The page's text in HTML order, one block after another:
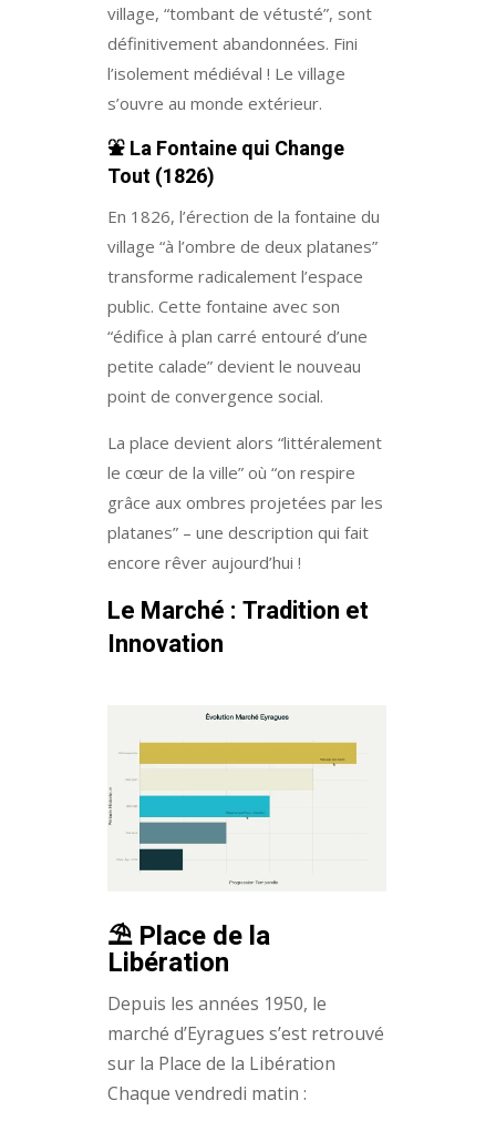
village, “tombant de vétusté”, sont
définitivement abandonnées. Fini
l’isolement médiéval ! Le village
s’ouvre au monde extérieur.
⛲La Fontaine qui Change
Tout (1826)
En 1826, l’érection de la fontaine du
village “à l’ombre de deux platanes”
transforme radicalement l’espace
public. Cette fontaine avec son
“édifice à plan carré entouré d’une
petite calade” devient le nouveau
point de convergence social.
La place devient alors “littéralement
le cœur de la ville” où “on respire
grâce aux ombres projetées par les
platanes” – une description qui fait
encore rêver aujourd’hui !
Le Marché : Tradition et
Innovation
⛱️ Place de la
Libération
Depuis les années 1950, le
marché d’Eyragues s’est retrouvé
sur la Place de la Libération
Chaque vendredi matin :